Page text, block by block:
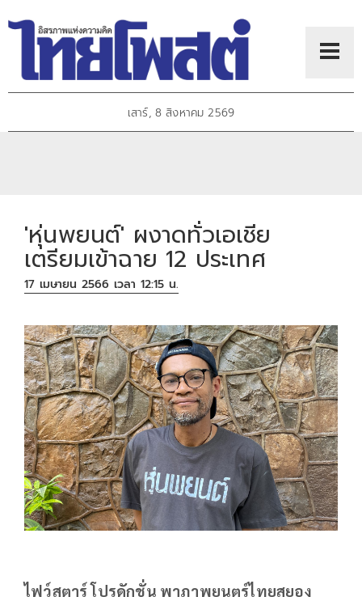
เสาร์, 8 สิงหาคม 2569
'หุ่นพยนต์' ผงาดทั่วเอเชีย
เตรียมเข้าฉาย 12 ประเทศ
17 เมษายน 2566 เวลา 12:15 น.
ไฟว์สตาร์ โปรดักชั่น พาภาพยนตร์ไทยสยอง